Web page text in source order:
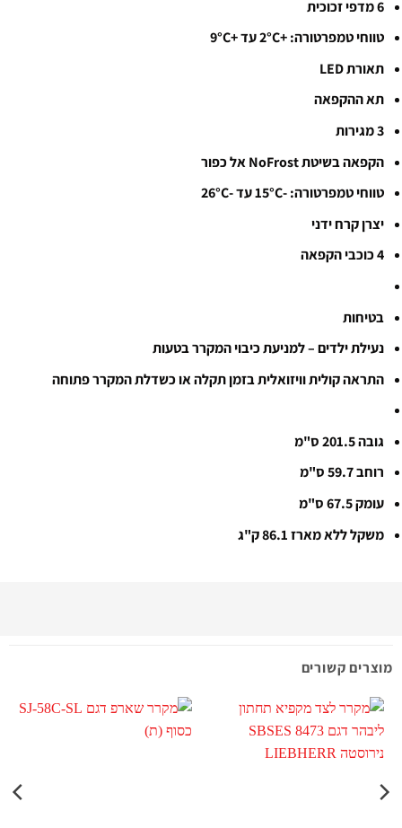
6 מדפי זכוכית
טווחי טמפרטורה: +2°C עד +9°C
תאורת LED
תא ההקפאה
3 מגירות
הקפאה בשיטת NoFrost אל כפור
טווחי טמפרטורה: -15°C עד -26°C
יצרן קרח ידני
4 כוכבי הקפאה
בטיחות
נעילת ילדים – למניעת כיבוי המקרר בטעות
התראה קולית וויזואלית בזמן תקלה או כשדלת המקרר פתוחה
גובה 201.5 ס"מ
רוחב 59.7 ס"מ
עומק 67.5 ס"מ
משקל ללא מארז 86.1 ק"ג
מוצרים קשורים